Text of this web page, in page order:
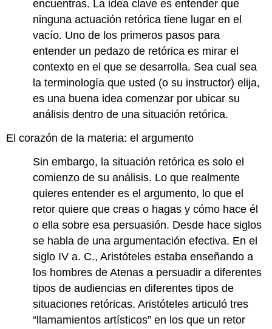
encuentras. La idea clave es entender que
ninguna actuación retórica tiene lugar en el
vacío. Uno de los primeros pasos para
entender un pedazo de retórica es mirar el
contexto en el que se desarrolla. Sea cual sea
la terminología que usted (o su instructor) elija,
es una buena idea comenzar por ubicar su
análisis dentro de una situación retórica.
El corazón de la materia: el argumento
Sin embargo, la situación retórica es solo el
comienzo de su análisis. Lo que realmente
quieres entender es el argumento, lo que el
retor quiere que creas o hagas y cómo hace él
o ella sobre esa persuasión. Desde hace siglos
se habla de una argumentación efectiva. En el
siglo IV a. C., Aristóteles estaba enseñando a
los hombres de Atenas a persuadir a diferentes
tipos de audiencias en diferentes tipos de
situaciones retóricas. Aristóteles articuló tres
“llamamientos artísticos” en los que un retor